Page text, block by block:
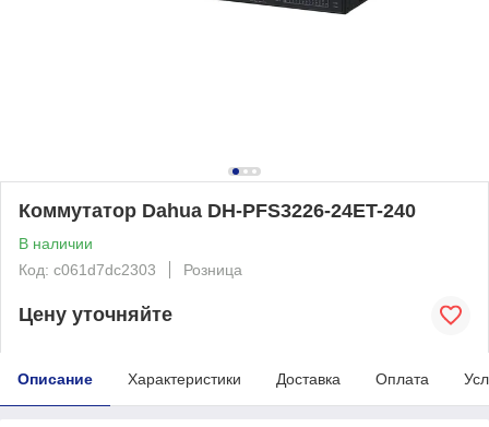
Коммутатор Dahua DH-PFS3226-24ET-240
В наличии
Код: c061d7dc2303
Розница
Цену уточняйте
Описание Характеристики Доставка Оплата